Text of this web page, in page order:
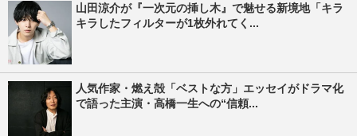
山田涼介が『一次元の挿し木』で魅せる新境地「キラ
キラしたフィルターが1枚外れてく...
人気作家・燃え殻「ベストな方」エッセイがドラマ化
で語った主演・高橋一生への“信頼...